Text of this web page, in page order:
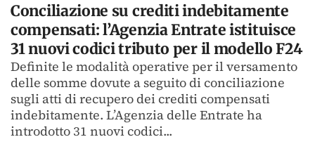
Conciliazione su crediti indebitamente
compensati: l’Agenzia Entrate istituisce
31 nuovi codici tributo per il modello F24
Definite le modalità operative per il versamento
delle somme dovute a seguito di conciliazione
sugli atti di recupero dei crediti compensati
indebitamente. L’Agenzia delle Entrate ha
introdotto 31 nuovi codici...